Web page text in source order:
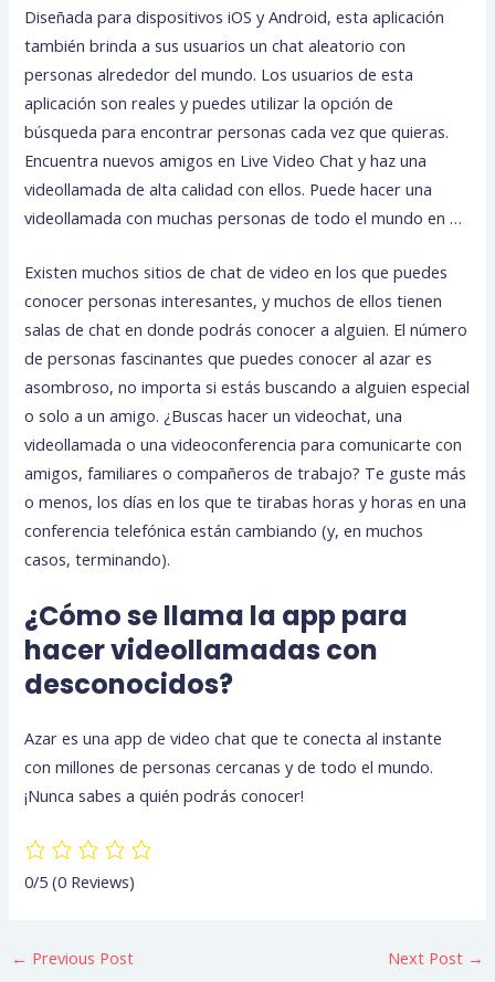
Diseñada para dispositivos iOS y Android, esta aplicación
también brinda a sus usuarios un chat aleatorio con
personas alrededor del mundo. Los usuarios de esta
aplicación son reales y puedes utilizar la opción de
búsqueda para encontrar personas cada vez que quieras.
Encuentra nuevos amigos en Live Video Chat y haz una
videollamada de alta calidad con ellos. Puede hacer una
videollamada con muchas personas de todo el mundo en …
Existen muchos sitios de chat de video en los que puedes
conocer personas interesantes, y muchos de ellos tienen
salas de chat en donde podrás conocer a alguien. El número
de personas fascinantes que puedes conocer al azar es
asombroso, no importa si estás buscando a alguien especial
o solo a un amigo. ¿Buscas hacer un videochat, una
videollamada o una videoconferencia para comunicarte con
amigos, familiares o compañeros de trabajo? Te guste más
o menos, los días en los que te tirabas horas y horas en una
conferencia telefónica están cambiando (y, en muchos
casos, terminando).
¿Cómo se llama la app para
hacer videollamadas con
desconocidos?
Azar es una app de video chat que te conecta al instante
con millones de personas cercanas y de todo el mundo.
¡Nunca sabes a quién podrás conocer!
0/5(0 Reviews)
← Previous Post Next Post →